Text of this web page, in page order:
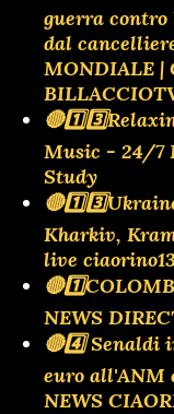
guerra contro
dal
MONDIALE |
Music - 24/7
Study
Kharkiv,
live
NEWS
🔴4️⃣ Senaldi
euro all'ANM
NEWS